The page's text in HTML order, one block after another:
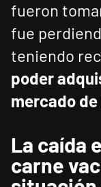
fueron
fue
teniendo
poder
mercado
La caída
carne